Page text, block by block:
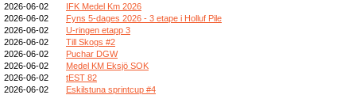
2026-06-02
IFK Medel Km 2026
2026-06-02
Fyns 5-dages 2026 - 3 etape i Holluf Pile
2026-06-02
U-ringen etapp 3
2026-06-02
Till Skogs #2
2026-06-02
Puchar DGW
2026-06-02
Medel KM Eksjö SOK
2026-06-02
tEST 82
2026-06-02
Eskilstuna sprintcup #4